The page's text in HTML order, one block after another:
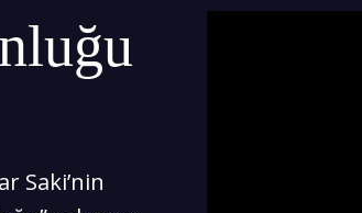
Saki’nin